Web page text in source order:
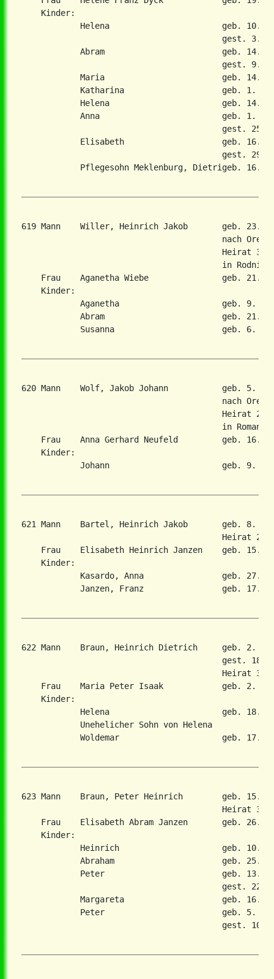
    Kinder:
Helena                       geb. 10.
gest. 3.
Abram                        geb. 14.
gest. 9.
Maria                        geb. 14.
Katharina                    geb. 1.
Helena                       geb. 14.
Anna                         geb. 1.
gest. 25.
Elisabeth                    geb. 16.
gest. 29.
Pflegesohn Meklenburg, Dietrigeb. 16.
619 Mann    Willer, Heinrich Jakob       geb. 23.
nach
Heirat 30.
in
Frau    Aganetha Wiebe               geb. 21.
    Kinder:
Aganetha                     geb. 9.
Abram                        geb. 21.
Susanna                      geb. 6.
620 Mann    Wolf, Jakob Johann           geb. 5.
nach
Heirat 20.
in
Frau    Anna Gerhard Neufeld         geb. 16.
    Kinder:
Johann                       geb. 9.
621 Mann    Bartel, Heinrich Jakob       geb. 8.
Heirat 25.
Frau    Elisabeth Heinrich Janzen    geb. 15.
    Kinder:
Kasardo, Anna                geb. 27.
Janzen, Franz                geb. 17.
622 Mann    Braun, Heinrich Dietrich     geb. 2.
gest. 18.
Heirat 3.
Frau    Maria Peter Isaak            geb. 2.
    Kinder:
Helena                       geb. 18.
            Unehelicher Sohn von Helena
Woldemar                     geb. 17.
623 Mann    Braun, Peter Heinrich        geb. 15.
Heirat 30.
Frau    Elisabeth Abram Janzen       geb. 26.
    Kinder:
Heinrich                     geb. 10.
Abraham                      geb. 25.
Peter                        geb. 13.
gest. 22.
Margareta                    geb. 16.
Peter                        geb. 5.
gest. 10.